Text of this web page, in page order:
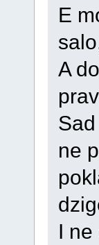
E
A
ne
I